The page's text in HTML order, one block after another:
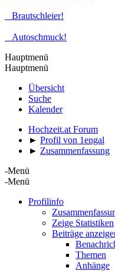
Brautschleier!
Autoschmuck!
Hauptmenü
Hauptmenü
Übersicht
Suche
Kalender
Hochzeit.at Forum
► Profil von 1engal
► Zusammenfassung
-Menü
-Menü
Profilinfo
Zeige Statistiken
Beiträge
Themen
Anhänge